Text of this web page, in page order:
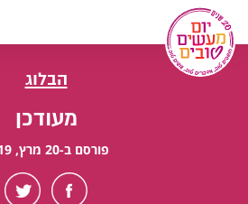
לתוכן
הבלוג
מעודכן
פורסם ב-20 מרץ, 2019